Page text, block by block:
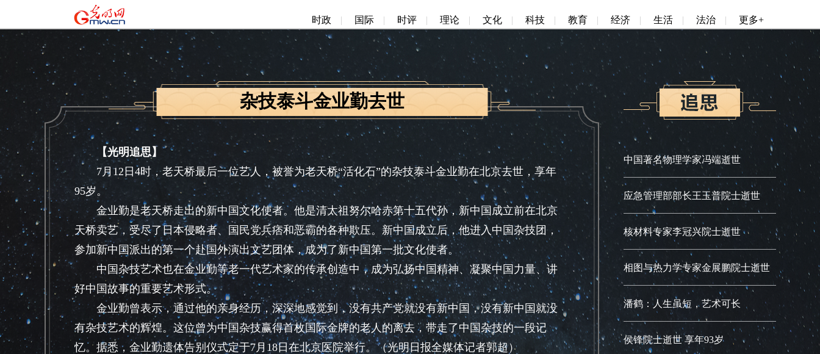
时政 | 国际 | 时评 | 理论 | 文化 | 科技 | 教育 | 经济 | 生活 | 法治 | 更多+
杂技泰斗金业勤去世
【光明追思】
7月12日4时，老天桥最后一位艺人，被誉为老天桥“活化石”的杂技泰斗金业勤在北京去世，享年
95岁。
金业勤是老天桥走出的新中国文化使者。他是清太祖努尔哈赤第十五代孙，新中国成立前在北京
天桥卖艺，受尽了日本侵略者、国民党兵痞和恶霸的各种欺压。新中国成立后，他进入中国杂技团，
参加新中国派出的第一个赴国外演出文艺团体，成为了新中国第一批文化使者。
中国杂技艺术也在金业勤等老一代艺术家的传承创造中，成为弘扬中国精神、凝聚中国力量、讲
好中国故事的重要艺术形式。
金业勤曾表示，通过他的亲身经历，深深地感觉到，没有共产党就没有新中国，没有新中国就没
有杂技艺术的辉煌。这位曾为中国杂技赢得首枚国际金牌的老人的离去，带走了中国杂技的一段记
忆。据悉，金业勤遗体告别仪式定于7月18日在北京医院举行。（光明日报全媒体记者郭超）
中国著名物理学家冯端逝世
应急管理部部长王玉普院士逝世
核材料专家李冠兴院士逝世
相图与热力学专家金展鹏院士逝世
潘鹤：人生虽短，艺术可长
侯锋院士逝世 享年93岁